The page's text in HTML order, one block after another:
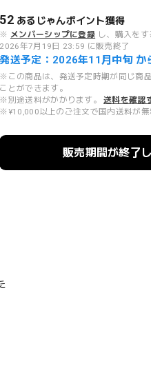
52 あるじゃんポイント獲得
※ メンバーシップに登録 し、購入をす
2026年7月19日 23:59 に販売終了
発送予定：2026年11月中旬 か
※この商品は、発送予定時期が同じ商
ことができます。
※別途送料がかかります。
送料を確認
※¥10,000以上のご注文で国内送料が無
販売期間が終了